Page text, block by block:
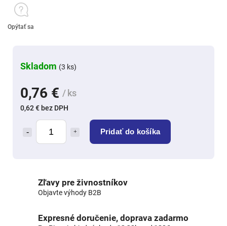
0,76 € / ks
0,62 € bez DPH
Pridať do košíka
Skladom (3 ks)
Opýtať sa
Zľavy pre živnostníkov
Objavte výhody B2B
Expresné doručenie, doprava zadarmo